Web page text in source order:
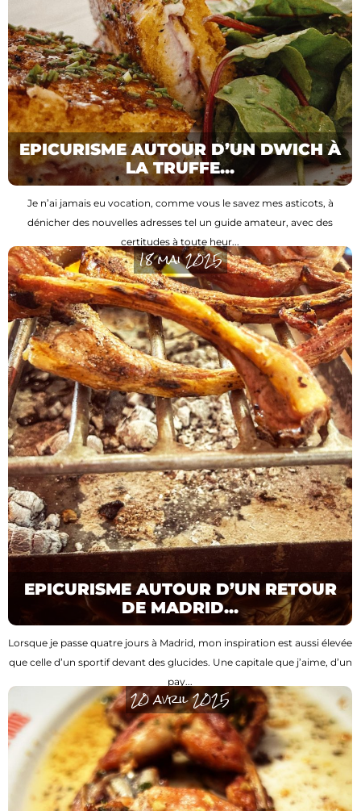
EPICURISME AUTOUR D’UN DWICH À
LA TRUFFE...
Je n’ai jamais eu vocation, comme vous le savez mes asticots, à
dénicher des nouvelles adresses tel un guide amateur, avec des
certitudes à toute heur...
18 mai 2025
EPICURISME AUTOUR D’UN RETOUR
DE MADRID...
Lorsque je passe quatre jours à Madrid, mon inspiration est aussi élevée
que celle d’un sportif devant des glucides. Une capitale que j’aime, d’un
pay...
20 avril 2025